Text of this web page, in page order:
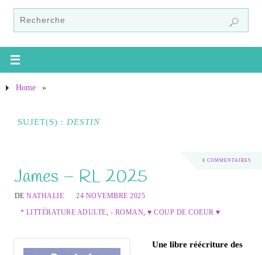
Home »
SUJET(S) : DESTIN
8 COMMENTAIRES
James – RL 2025
DENATHALIE
24 NOVEMBRE 2025
* LITTÉRATURE ADULTE, - ROMAN,♥ COUP DE COEUR ♥
Une libre réécriture des